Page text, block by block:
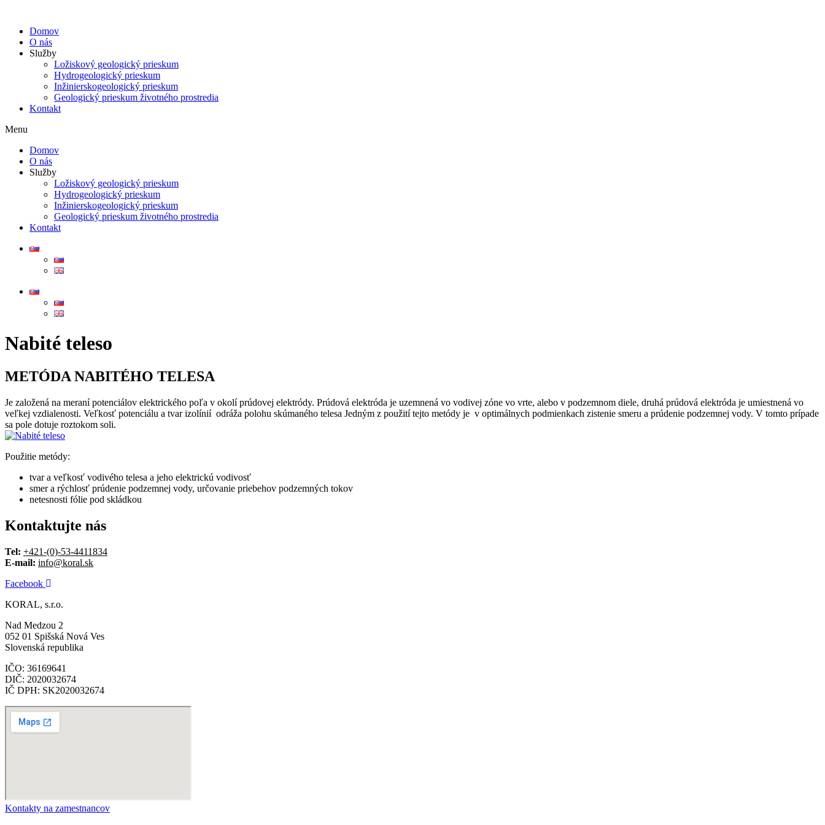
obsah
Domov
O nás
Služby
Ložiskový geologický prieskum
Hydrogeologický prieskum​
Inžinierskogeologický prieskum​
Geologický prieskum životného prostredia​
Kontakt
Menu
Domov
O nás
Služby
Ložiskový geologický prieskum
Hydrogeologický prieskum​
Inžinierskogeologický prieskum​
Geologický prieskum životného prostredia​
Kontakt
Nabité teleso
METÓDA NABITÉHO TELESA
Je založená na meraní potenciálov elektrického poľa v okolí prúdovej elektródy. Prúdová elektróda je uzemnená vo vodivej zóne vo vrte, alebo v podzemnom diele, druhá prúdová elektróda je umiestnená vo
veľkej vzdialenosti. Veľkosť potenciálu a tvar izolínií odráža polohu skúmaného telesa Jedným z použití tejto metódy je v optimálnych podmienkach zistenie smeru a prúdenie podzemnej vody. V tomto prípade
sa pole dotuje roztokom soli.
Použitie metódy:
tvar a veľkosť vodivého telesa a jeho elektrickú vodivosť
smer a rýchlosť prúdenie podzemnej vody, určovanie priebehov podzemných tokov
netesnosti fólie pod skládkou
Kontaktujte nás
Tel: +421-(0)-53-4411834
E-mail: info@koral.sk
Facebook
KORAL, s.r.o.
Nad Medzou 2
052 01 Spišská Nová Ves
Slovenská republika
IČO: 36169641
DIČ: 2020032674
IČ DPH: SK2020032674
Kontakty na zamestnancov